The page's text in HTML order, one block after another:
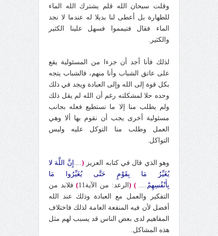
وقلت سبحان الله قلم يشترك الله الماء
للطهارة بل أعطى لنا بديلا له عندما لا نجد
الماء فقال فتيمموا فسهل علينا الكثير
والكثير.
لذلك فأنا أجد أن جزءا من المسئولية يقع
على عاتق الشباب وأنا منهم، فالشباب يتجه
بكل قوة إلى الله وإلى العبادة ويجد في ذلك
وحده حلا لمشكلته رغم أن الله لم يقل ذلك
ولم يطلب منا إلا ما نستطيع فعله بجانب
مسئولية أخرى يجب أن نقوم بها ألا وهي
العمل وطلب منا التوكل عليه وليس
التواكل.
وهو الذي قال في كتابه العزيز (
.... إِنَّ اللَّهَ لا
يُغَيِّرُ مَا بِقَوْمٍ حَتَّى يُغَيِّرُوا مَا
بِأَنْفُسِهِمْ.... )
( الرعد: من الآية11 ) فلابد من
التفكير والعمل مع العبادة وذلك عند الله
أفضل لأن فيه المنفعة العامة لذلك فاختلاف
المفاهيم لدى بعض الناس قد يسبب لهم مثل
هذه المشاكل.